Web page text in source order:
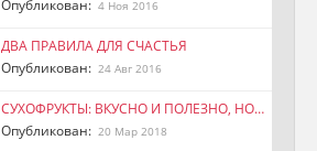
Опубликован: 4 Ноя 2016
ДВА ПРАВИЛА ДЛЯ СЧАСТЬЯ
Опубликован: 24 Авг 2016
СУХОФРУКТЫ: ВКУСНО И ПОЛЕЗНО, НО…
Опубликован: 20 Мар 2018